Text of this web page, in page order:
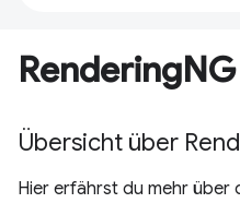
RenderingNG
Übersicht über
Hier erfährst du mehr über